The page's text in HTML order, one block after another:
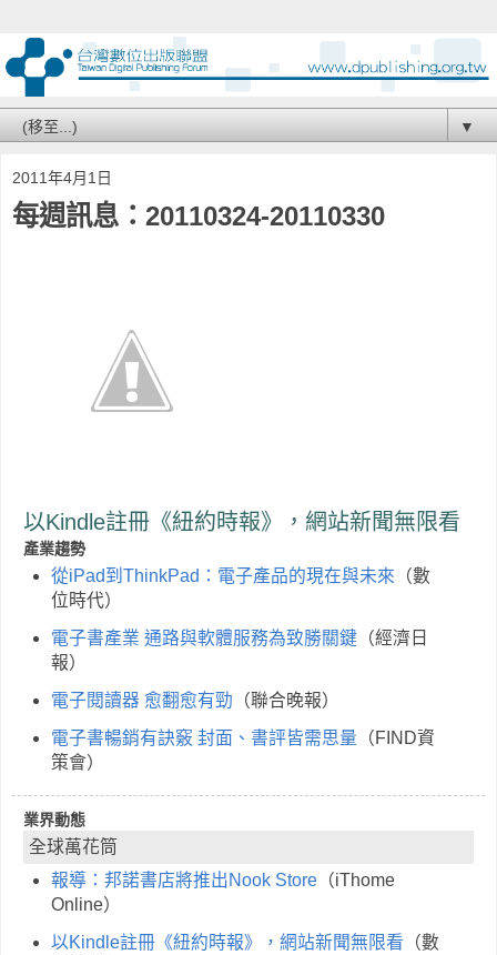
▼
2011年4月1日
每週訊息：20110324-20110330
以Kindle註冊《紐約時報》，網站新聞無限看
產業趨勢
從iPad到ThinkPad：電子產品的現在與未來 （數
位時代）
電子書產業 通路與軟體服務為致勝關鍵（經濟日
報）
電子閱讀器 愈翻愈有勁 （聯合晚報）
電子書暢銷有訣竅 封面、書評皆需思量 （FIND資
策會）
業界動態
全球萬花筒
報導：邦諾書店將推出Nook Store（iThome
Online）
以Kindle註冊《紐約時報》，網站新聞無限看 （數